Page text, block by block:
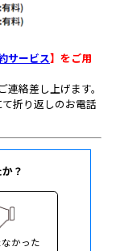
？
かった